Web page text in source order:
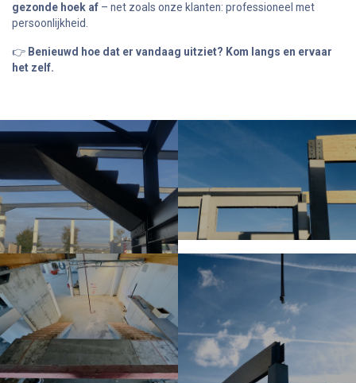
gezonde hoek af – net zoals onze klanten: professioneel met
persoonlijkheid.
👉 Benieuwd hoe dat er vandaag uitziet? Kom langs en ervaar
het zelf.